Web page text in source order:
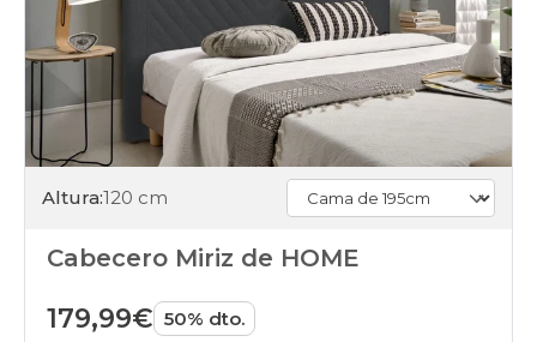
Altura:120 cm
Cabecero Miriz de HOME
179,99€ 50% dto.